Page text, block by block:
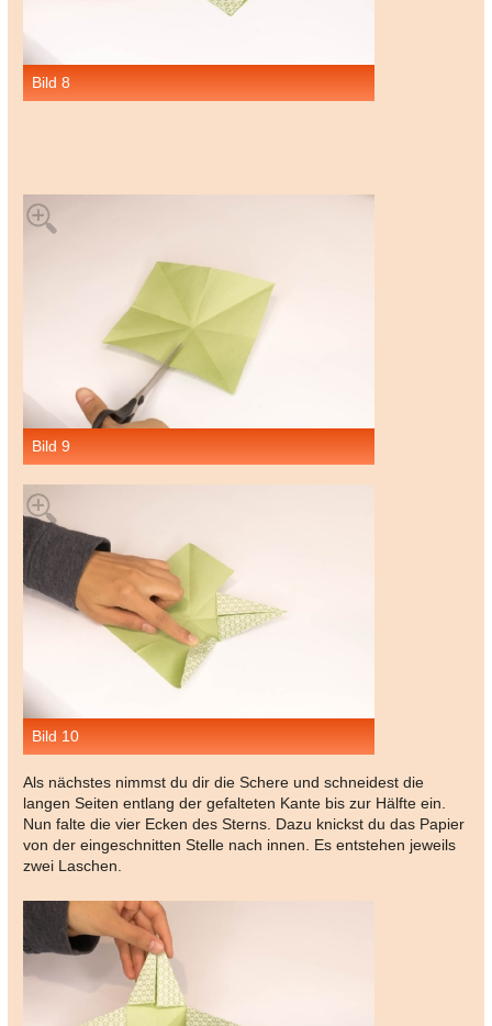
Bild 8
Bild 9
Bild 10
Als nächstes nimmst du dir die Schere und schneidest die
langen Seiten entlang der gefalteten Kante bis zur Hälfte ein.
Nun falte die vier Ecken des Sterns. Dazu knickst du das Papier
von der eingeschnitten Stelle nach innen. Es entstehen jeweils
zwei Laschen.